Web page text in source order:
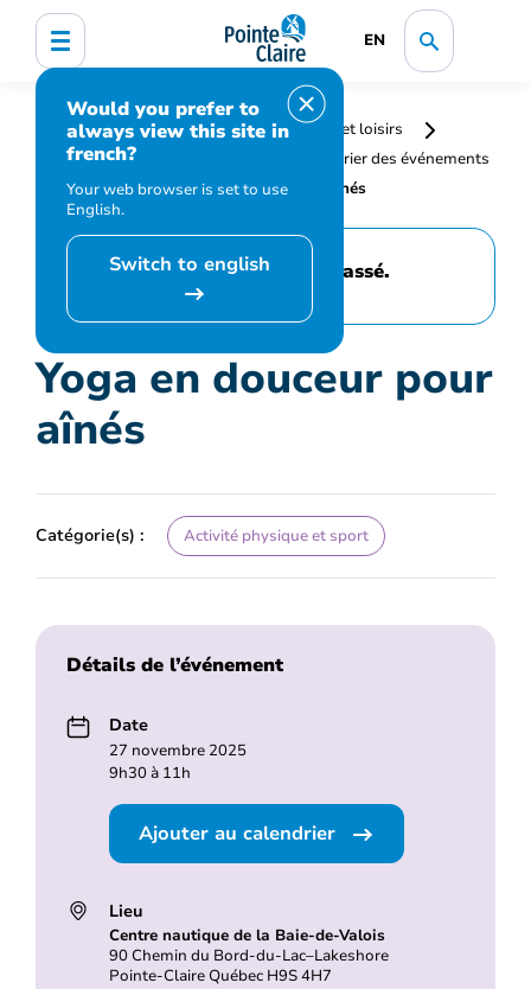
EN
Would you prefer to
always view this site in
french?
Your web browser is set to use
English.
Switch to english
Accueil
Bibliothèque, culture, sports et loisirs
Programmation et inscription
Calendrier des événements
et activités
Yoga en douceur pour aînés
Cet événement est passé.
Yoga en douceur pour
aînés
Catégorie(s) : Activité physique et sport
Détails de l’événement
Date
27 novembre 2025
9h30 à 11h
Ajouter au calendrier
Lieu
Centre nautique de la Baie-de-Valois
90 Chemin du Bord-du-Lac–Lakeshore
Pointe-Claire Québec H9S 4H7